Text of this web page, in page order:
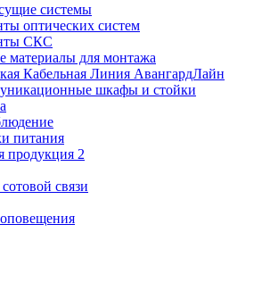
системы
оптических систем
СКС
материалы для монтажа
Кабельная Линия АвангардЛайн
шкафы и стойки
питания
продукция 2
связи